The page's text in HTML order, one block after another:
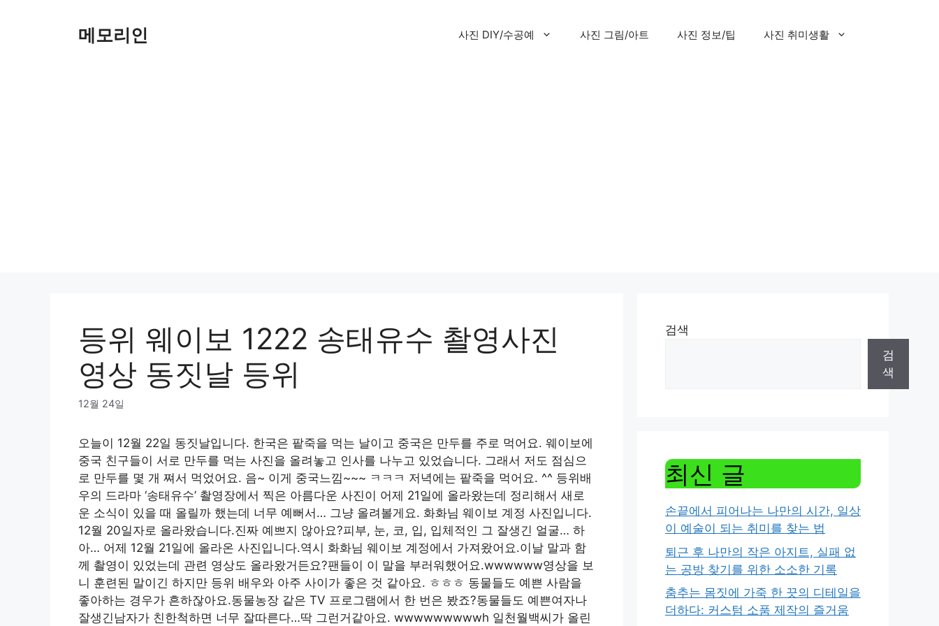
메모리인 사진 DIY/수공예 사진 그림/아트 사진 정보/팁 사진 취미생활
등위 웨이보 1222 송태유수 촬영사진
영상 동짓날 등위
12월 24일
오늘이 12월 22일 동짓날입니다. 한국은 팥죽을 먹는 날이고 중국은 만두를 주로 먹어요. 웨이보에
중국 친구들이 서로 만두를 먹는 사진을 올려놓고 인사를 나누고 있었습니다. 그래서 저도 점심으
로 만두를 몇 개 쪄서 먹었어요. 음~ 이게 중국느낌~~~ ㅋㅋㅋ 저녁에는 팥죽을 먹어요. ^^ 등위배
우의 드라마 ‘송태유수’ 촬영장에서 찍은 아름다운 사진이 어제 21일에 올라왔는데 정리해서 새로
운 소식이 있을 때 올릴까 했는데 너무 예뻐서… 그냥 올려볼게요. 화화님 웨이보 계정 사진입니다.
12월 20일자로 올라왔습니다.진짜 예쁘지 않아요?피부, 눈, 코, 입, 입체적인 그 잘생긴 얼굴… 하
아… 어제 12월 21일에 올라온 사진입니다.역시 화화님 웨이보 계정에서 가져왔어요.이날 말과 함
께 촬영이 있었는데 관련 영상도 올라왔거든요?팬들이 이 말을 부러워했어요.wwwwww영상을 보
니 훈련된 말이긴 하지만 등위 배우와 아주 사이가 좋은 것 같아요. ㅎㅎㅎ 동물들도 예쁜 사람을
좋아하는 경우가 흔하잖아요.동물농장 같은 TV 프로그램에서 한 번은 봤죠?동물들도 예쁜여자나
잘생긴남자가 친한척하면 너무 잘따른다…딱 그런거같아요. wwwwwwwwwh 일천월백씨가 올린
검색
검
색
최신 글
손끝에서 피어나는 나만의 시간, 일상
이 예술이 되는 취미를 찾는 법
퇴근 후 나만의 작은 아지트, 실패 없
는 공방 찾기를 위한 소소한 기록
춤추는 몸짓에 가죽 한 끗의 디테일을
더하다: 커스텀 소품 제작의 즐거움